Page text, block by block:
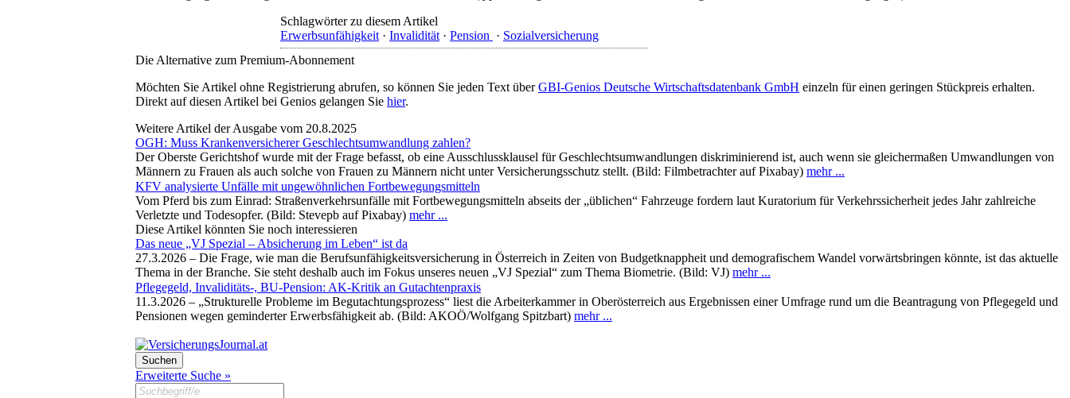
Schlagwörter zu diesem Artikel
Erwerbsunfähigkeit · Invalidität · Pension · Sozialversicherung
Die Alternative zum Premium-Abonnement
Möchten Sie Artikel ohne Registrierung abrufen, so können Sie jeden Text überGBI-Genios Deutsche Wirtschaftsdatenbank GmbH einzeln für einen geringen Stückpreis erhalten.
Direkt auf diesen Artikel bei Genios gelangen Sie hier.
Weitere Artikel der Ausgabe vom 20.8.2025
OGH: Muss Krankenversicherer Geschlechtsumwandlung zahlen?
Der Oberste Gerichtshof wurde mit der Frage befasst, ob eine Ausschlussklausel für Geschlechtsumwandlungen diskriminierend ist, auch wenn sie gleichermaßen Umwandlungen von
Männern zu Frauen als auch solche von Frauen zu Männern nicht unter Versicherungsschutz stellt. (Bild: Filmbetrachter auf Pixabay) mehr ...
KFV analysierte Unfälle mit ungewöhnlichen Fortbewegungsmitteln
Vom Pferd bis zum Einrad: Straßenverkehrsunfälle mit Fortbewegungsmitteln abseits der „üblichen“ Fahrzeuge fordern laut Kuratorium für Verkehrssicherheit jedes Jahr zahlreiche
Verletzte und Todesopfer. (Bild: Stevepb auf Pixabay) mehr ...
Diese Artikel könnten Sie noch interessieren
Das neue „VJ Spezial – Absicherung im Leben“ ist da
27.3.2026 – Die Frage, wie man die Berufsunfähigkeitsversicherung in Österreich in Zeiten von Budgetknappheit und demografischem Wandel vorwärtsbringen könnte, ist das aktuelle
Thema in der Branche. Sie steht deshalb auch im Fokus unseres neuen „VJ Spezial“ zum Thema Biometrie. (Bild: VJ) mehr ...
Pflegegeld, Invaliditäts-, BU-Pension: AK-Kritik an Gutachtenpraxis
11.3.2026 – „Strukturelle Probleme im Begutachtungsprozess“ liest die Arbeiterkammer in Oberösterreich aus Ergebnissen einer Umfrage rund um die Beantragung von Pflegegeld und
Pensionen wegen geminderter Erwerbsfähigkeit ab. (Bild: AKOÖ/Wolfgang Spitzbart) mehr ...
Erweiterte Suche »